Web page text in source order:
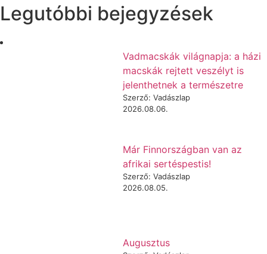
Legutóbbi bejegyzések
Vadmacskák világnapja: a házi
macskák rejtett veszélyt is
jelenthetnek a természetre
Szerző: Vadászlap
2026.08.06.
Már Finnországban van az
afrikai sertéspestis!
Szerző: Vadászlap
2026.08.05.
Augusztus